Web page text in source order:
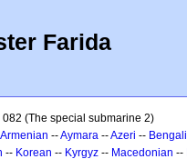
Farida
082 (The special submarine 2)
Armenian --Aymara --Azeri -- Bengali
-- Korean -- Kyrgyz -- Macedonian --